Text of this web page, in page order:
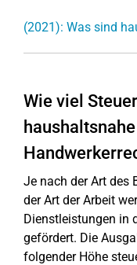
(2021): Was sind
Wie viel
Je nach der Art des
der Art der Arbeit
Dienstleistungen in
gefördert. Die
folgender Höhe